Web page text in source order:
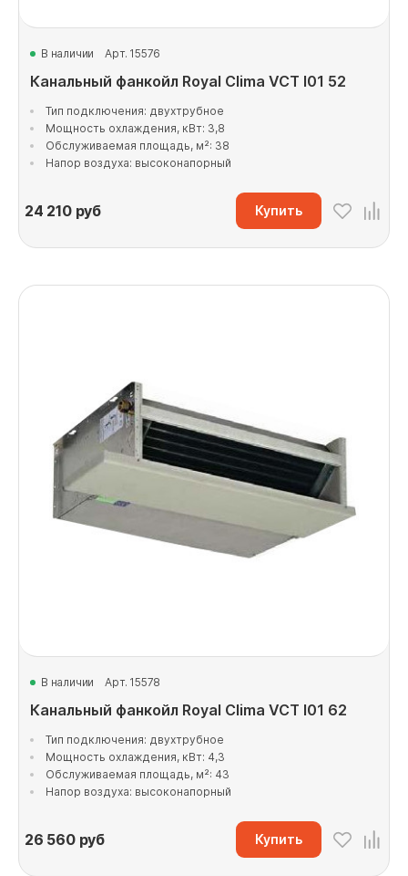
В наличии Арт. 15576
Канальный фанкойл Royal Clima VCT I01 52
Тип подключения: двухтрубное
Мощность охлаждения, кВт: 3,8
Обслуживаемая площадь, м²: 38
Напор воздуха: высоконапорный
24 210руб Купить
В наличии Арт. 15578
Канальный фанкойл Royal Clima VCT I01 62
Тип подключения: двухтрубное
Мощность охлаждения, кВт: 4,3
Обслуживаемая площадь, м²: 43
Напор воздуха: высоконапорный
26 560руб Купить